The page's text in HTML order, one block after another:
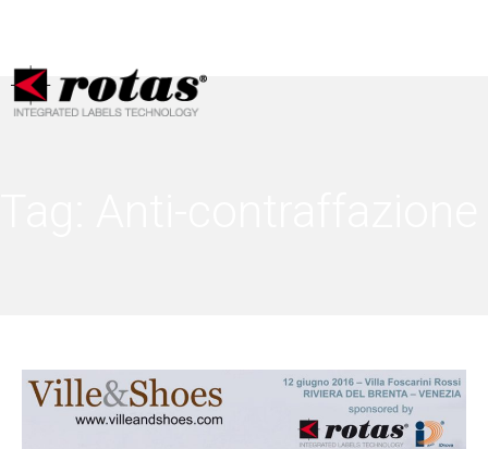
Informativa sulla raccolta